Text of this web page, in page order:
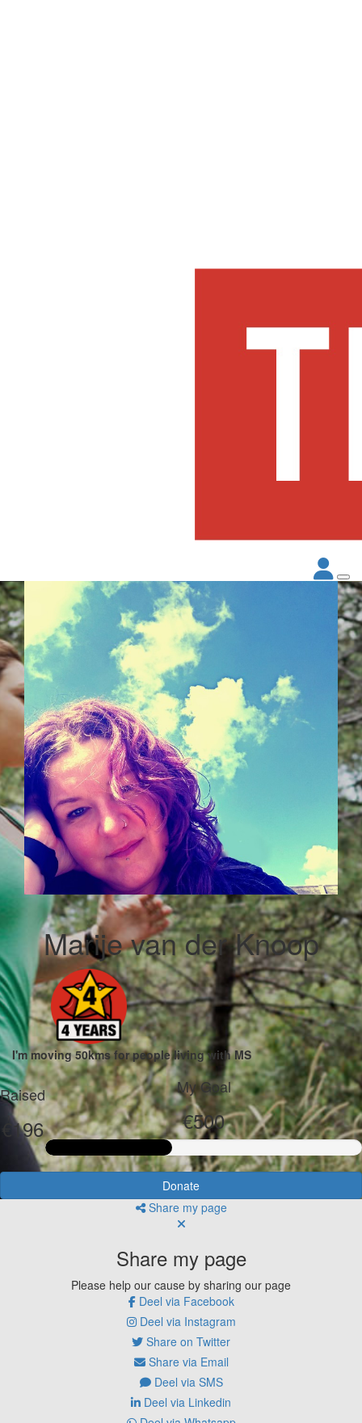
Marije van der Knoop
I'm moving 50kms for people living with MS
Raised
€196
My Goal
€500
Donate
Share my page
Share my page
Please help our cause by sharing our page
Deel via Facebook
Deel via Instagram
Share on Twitter
Share via Email
Deel via SMS
Deel via Linkedin